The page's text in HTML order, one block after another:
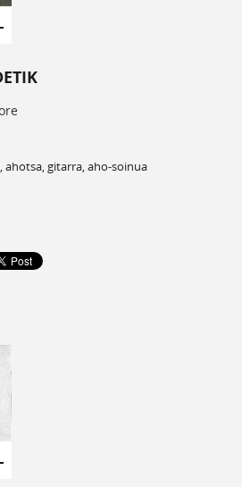
, ahotsa, gitarra, aho-soinua